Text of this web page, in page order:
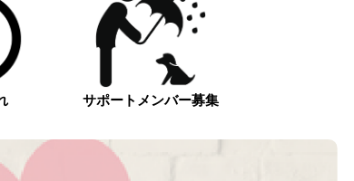
サポートメンバー募集